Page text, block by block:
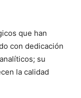
que han
con dedicación
su
la calidad